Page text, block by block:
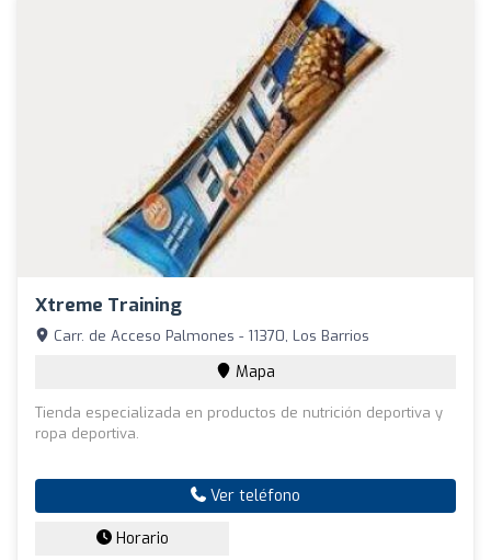
Xtreme Training
Carr. de Acceso Palmones - 11370, Los Barrios
Mapa
Tienda especializada en productos de nutrición deportiva y
ropa deportiva.
Ver teléfono
Horario